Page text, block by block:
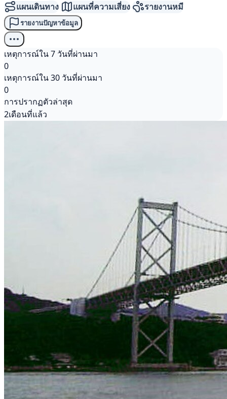
แผนเดินทาง แผนที่ความเสี่ยง รายงานหมี
รายงานปัญหาข้อมูล
เหตุการณ์ใน 7 วันที่ผ่านมา
0
เหตุการณ์ใน 30 วันที่ผ่านมา
0
การปรากฏตัวล่าสุด
2เดือนที่แล้ว